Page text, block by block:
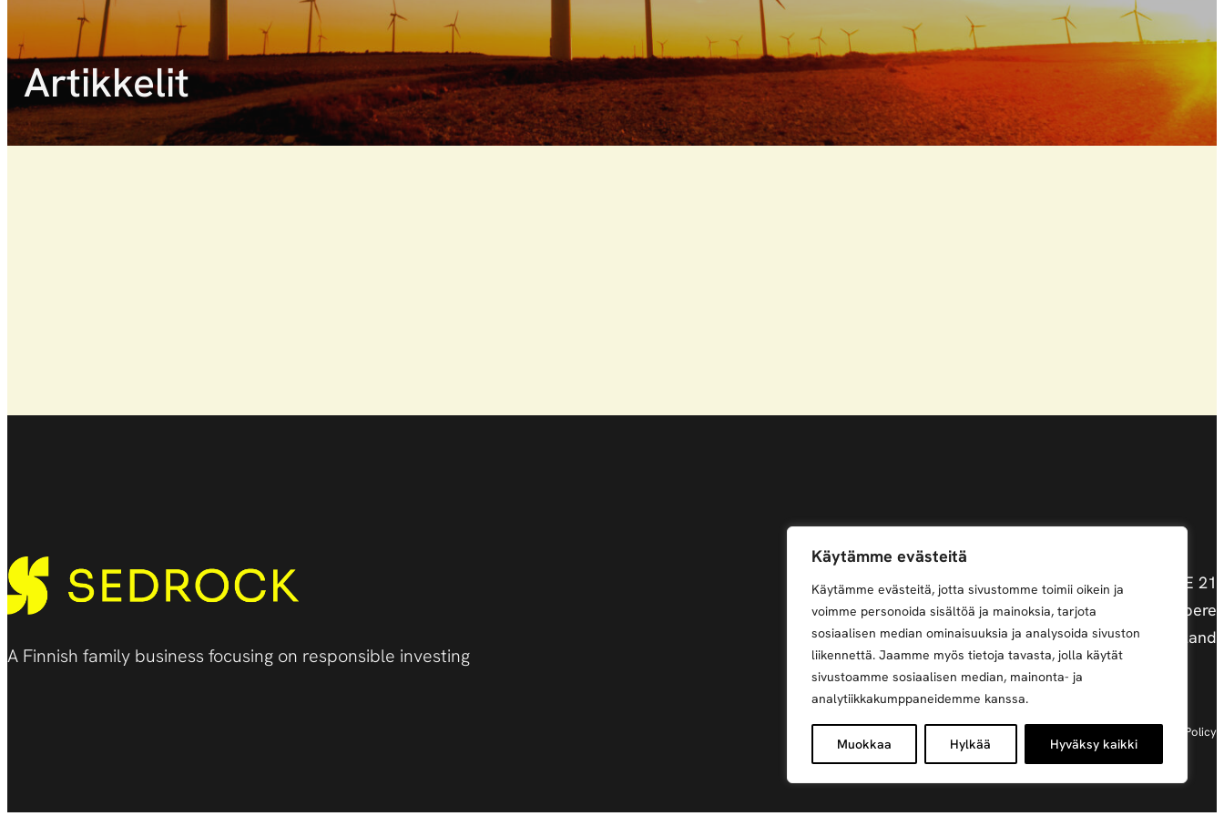
Käytämme evästeitä
Käytämme evästeitä, jotta sivustomme toimii oikein ja
voimme personoida sisältöä ja mainoksia, tarjota
sosiaalisen median ominaisuuksia ja analysoida sivuston
liikennettä. Jaamme myös tietoja tavasta, jolla käytät
sivustoamme sosiaalisen median, mainonta- ja
analytiikkakumppaneidemme kanssa.
Muokkaa Hylkää Hyväksy kaikki
Artikkelit
A Finnish family business focusing on responsible investing
Satamakatu 17 E 21
33200 Tampere
Finland
Privacy Policy